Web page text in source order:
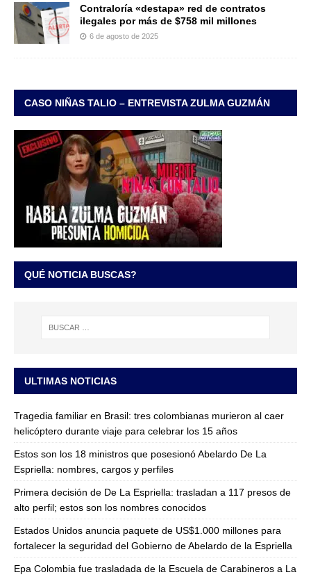
Contraloría «destapa» red de contratos
ilegales por más de $758 mil millones
6 de agosto de 2025
CASO NIÑAS TALIO – ENTREVISTA ZULMA GUZMÁN
QUÉ NOTICIA BUSCAS?
ULTIMAS NOTICIAS
Tragedia familiar en Brasil: tres colombianas murieron al caer
helicóptero durante viaje para celebrar los 15 años
Estos son los 18 ministros que posesionó Abelardo De La
Espriella: nombres, cargos y perfiles
Primera decisión de De La Espriella: trasladan a 117 presos de
alto perfil; estos son los nombres conocidos
Estados Unidos anuncia paquete de US$1.000 millones para
fortalecer la seguridad del Gobierno de Abelardo de la Espriella
Epa Colombia fue trasladada de la Escuela de Carabineros a La